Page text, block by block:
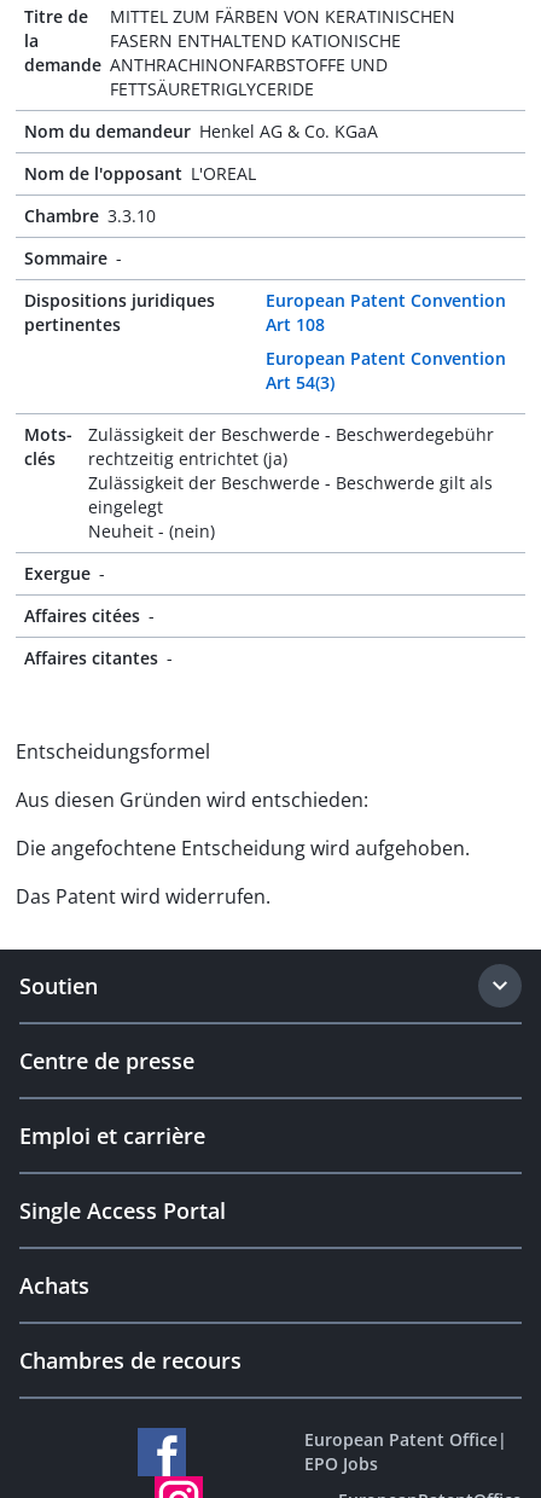
Titre de
la
demande
MITTEL ZUM FÄRBEN VON KERATINISCHEN
FASERN ENTHALTEND KATIONISCHE
ANTHRACHINONFARBSTOFFE UND
FETTSÄURETRIGLYCERIDE
Nom du demandeur Henkel AG & Co. KGaA
Nom de l'opposant L'OREAL
Chambre 3.3.10
Sommaire -
Dispositions juridiques
pertinentes
European Patent Convention
Art 108
European Patent Convention
Art 54(3)
Mots-
clés
Zulässigkeit der Beschwerde - Beschwerdegebühr
rechtzeitig entrichtet (ja)
Zulässigkeit der Beschwerde - Beschwerde gilt als
eingelegt
Neuheit - (nein)
Exergue -
Affaires citées -
Affaires citantes -
Entscheidungsformel
Aus diesen Gründen wird entschieden:
Die angefochtene Entscheidung wird aufgehoben.
Das Patent wird widerrufen.
Soutien
Centre de presse
Emploi et carrière
Single Access Portal
Achats
Chambres de recours
European Patent Office|
EPO Jobs